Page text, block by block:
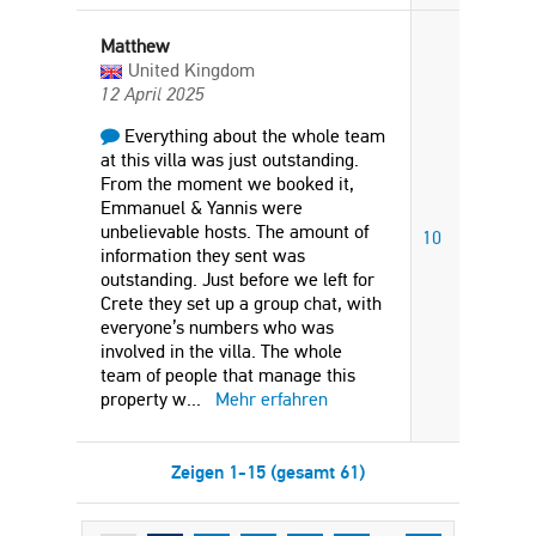
Matthew
United Kingdom
12 April 2025
Everything about the whole team
at this villa was just outstanding.
From the moment we booked it,
Emmanuel & Yannis were
unbelievable hosts. The amount of
information they sent was
outstanding. Just before we left for
Crete they set up a group chat, with
everyone’s numbers who was
involved in the villa. The whole
team of people that manage this
property w... Mehr erfahren
10
Zeigen 1-15 (gesamt 61)